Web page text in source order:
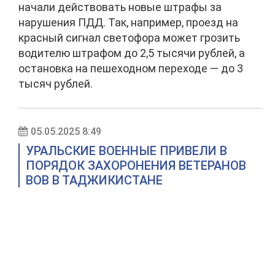
начали действовать новые штрафы за
нарушения ПДД. Так, например, проезд на
красный сигнал светофора может грозить
водителю штрафом до 2,5 тысячи рублей, а
остановка на пешеходном переходе — до 3
тысяч рублей.
05.05.2025 8:49
УРАЛЬСКИЕ ВОЕННЫЕ ПРИВЕЛИ В
ПОРЯДОК ЗАХОРОНЕНИЯ ВЕТЕРАНОВ
ВОВ В ТАДЖИКИСТАНЕ